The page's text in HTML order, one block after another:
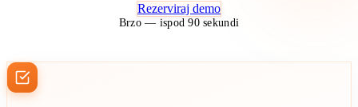
Rezerviraj demo
Brzo — ispod 90 sekundi